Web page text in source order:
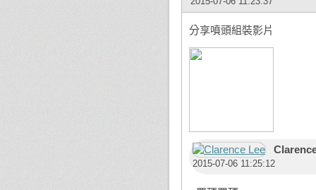
分享噴頭組裝影片
2015-07-06 11:25:12